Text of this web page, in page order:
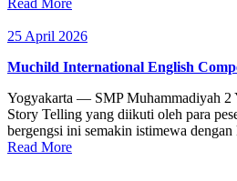
25 April 2026
Muchild International English
Yogyakarta — SMP Muhammadiyah 2
Story Telling yang diikuti oleh para
bergengsi ini semakin istimewa
Read More